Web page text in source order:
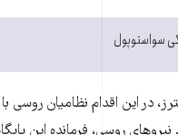
سواستوپول
در این اقدام نظامیان روسی